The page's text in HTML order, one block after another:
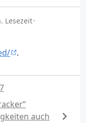
Lesezeit
.
auch